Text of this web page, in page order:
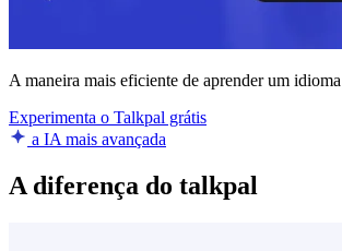
A maneira mais eficiente de aprender um idioma
Experimenta o Talkpal grátis
a IA mais avançada
A diferença do talkpal